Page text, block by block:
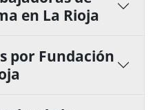
en La Rioja
por Fundación